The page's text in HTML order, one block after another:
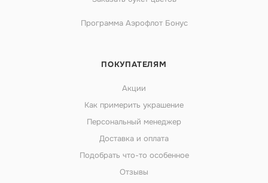
Программа Аэрофлот Бонус
ПОКУПАТЕЛЯМ
Акции
Как примерить украшение
Персональный менеджер
Доставка и оплата
Подобрать что-то особенное
Отзывы